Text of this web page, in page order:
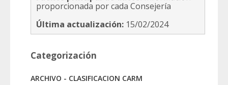
proporcionada por cada Consejería
Última actualización: 15/02/2024
Categorización
ARCHIVO - CLASIFICACION CARM